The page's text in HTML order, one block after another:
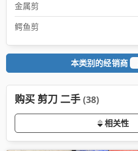
金属剪
鳄鱼剪
本类别的经销商
购买 剪刀 二手 (38)
相关性